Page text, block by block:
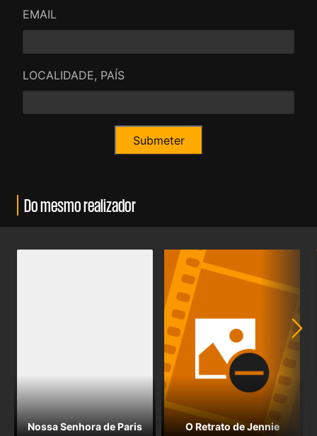
EMAIL
LOCALIDADE, PAÍS
Do mesmo realizador
Nossa Senhora de Paris O Retrato de Jennie